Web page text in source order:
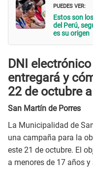
PUEDES VER:
Estos son
del Perú,
es su origen
DNI
entregará y
22 de octubre
San Martín de Porres
La Municipalidad de
una campaña para la
este 21 de octubre. El
a menores de 17 años